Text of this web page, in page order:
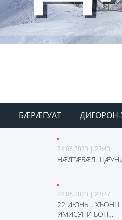
БÆРÆГУАТ ДИГОРОН-
24.06.2023 | 23:43
НÆДТÆБÆЛ
24.06.2023 | 23:37
22 ИЮНЬ…
ИМИСУНИ БОН…